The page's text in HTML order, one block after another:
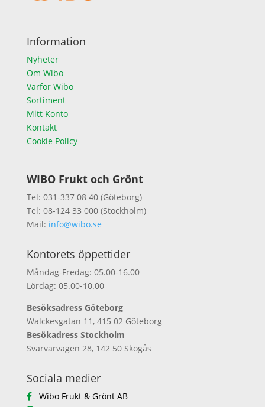
Information
Nyheter
Om Wibo
Varför Wibo
Sortiment
Mitt Konto
Kontakt
Cookie Policy
WIBO Frukt och Grönt
Tel: 031-337 08 40 (Göteborg)
Tel: 08-124 33 000 (Stockholm)
Mail: info@wibo.se
Kontorets öppettider
Måndag-Fredag: 05.00-16.00
Lördag: 05.00-10.00
Besöksadress Göteborg
Walckesgatan 11, 415 02 Göteborg
Besökadress Stockholm
Svarvarvägen 28, 142 50 Skogås
Sociala medier
Wibo Frukt & Grönt AB